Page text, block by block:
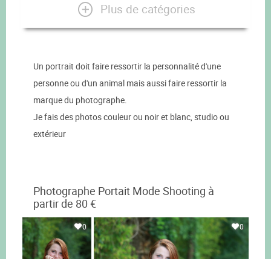
Plus de catégories
Un portrait doit faire ressortir la personnalité d'une
personne ou d'un animal mais aussi faire ressortir la
marque du photographe.
Je fais des photos couleur ou noir et blanc, studio ou
extérieur
Photographe Portait Mode Shooting à
partir de 80 €
0 0